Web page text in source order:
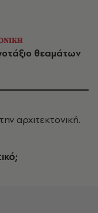
θεαμάτων
αρχιτεκτονική.